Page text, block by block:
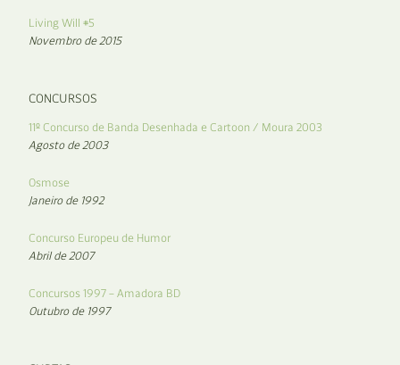
Living Will #5
Novembro de 2015
CONCURSOS
11º Concurso de Banda Desenhada e Cartoon / Moura 2003
Agosto de 2003
Osmose
Janeiro de 1992
Concurso Europeu de Humor
Abril de 2007
Concursos 1997 – Amadora BD
Outubro de 1997